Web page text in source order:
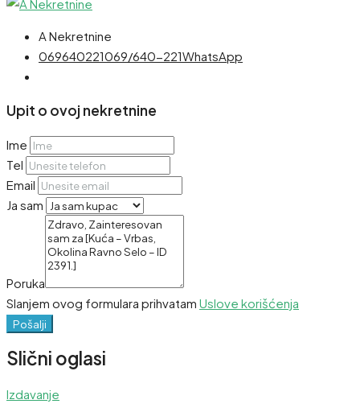
A Nekretnine
069640221069/640-221WhatsApp
Upit o ovoj nekretnine
Ime
Tel
Email
Ja sam
Poruka
Slanjem ovog formulara prihvatam Uslove korišćenja
Pošalji
Slični oglasi
Izdavanje